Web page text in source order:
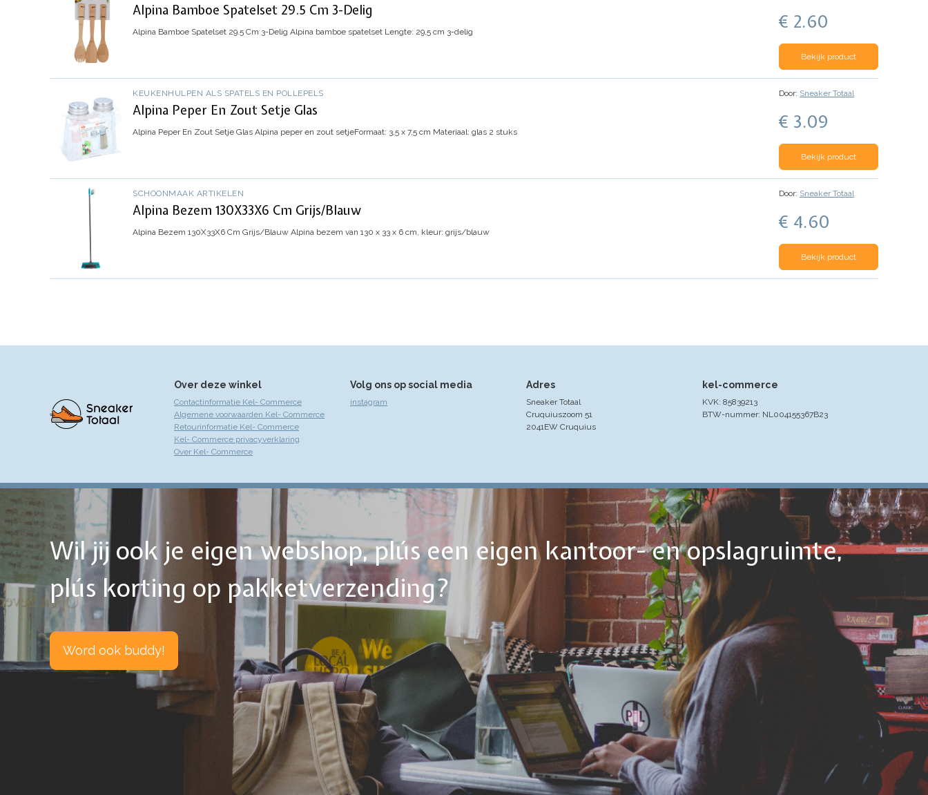
Alpina Bamboe Spatelset 29.5 Cm 3-Delig
Alpina Bamboe Spatelset 29.5 Cm 3-Delig Alpina bamboe spatelset Lengte: 29,5 cm 3-delig € 2.60
Bekijk product
KEUKENHULPEN ALS SPATELS EN POLLEPELS
Alpina Peper En Zout Setje Glas
Alpina Peper En Zout Setje Glas Alpina peper en zout setjeFormaat: 3,5 x 7,5 cm Materiaal: glas 2 stuks
Door: Sneaker Totaal
€ 3.09
Bekijk product
SCHOONMAAK ARTIKELEN
Alpina Bezem 130X33X6 Cm Grijs/Blauw
Alpina Bezem 130X33X6 Cm Grijs/Blauw Alpina bezem van 130 x 33 x 6 cm, kleur: grijs/blauw
Door: Sneaker Totaal
€ 4.60
Bekijk product
Over deze winkel
Contactinformatie Kel- Commerce
Algemene voorwaarden Kel- Commerce
Retourinformatie Kel- Commerce
Kel- Commerce privacyverklaring
Over Kel- Commerce
Volg ons op social media
instagram
Adres
Sneaker Totaal
Cruquiuszoom 51
2041EW Cruquius
kel-commerce
KVK: 85839213
BTW-nummer: NL004155367B23
Wil jij ook je eigen webshop, plús een eigen kantoor- en opslagruimte,
plús korting op pakketverzending?
Word ook buddy!